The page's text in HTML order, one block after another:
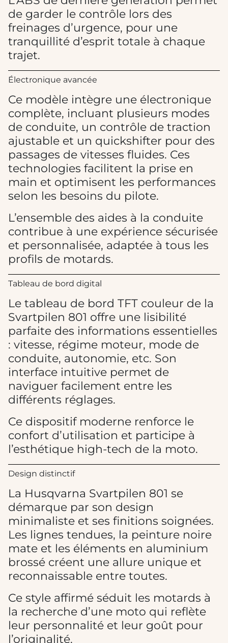
de garder le contrôle lors des
freinages d’urgence, pour une
tranquillité d’esprit totale à chaque
trajet.
Électronique avancée
Ce modèle intègre une électronique
complète, incluant plusieurs modes
de conduite, un contrôle de traction
ajustable et un quickshifter pour des
passages de vitesses fluides. Ces
technologies facilitent la prise en
main et optimisent les performances
selon les besoins du pilote.
L’ensemble des aides à la conduite
contribue à une expérience sécurisée
et personnalisée, adaptée à tous les
profils de motards.
Tableau de bord digital
Le tableau de bord TFT couleur de la
Svartpilen 801 offre une lisibilité
parfaite des informations essentielles
: vitesse, régime moteur, mode de
conduite, autonomie, etc. Son
interface intuitive permet de
naviguer facilement entre les
différents réglages.
Ce dispositif moderne renforce le
confort d’utilisation et participe à
l’esthétique high-tech de la moto.
Design distinctif
La Husqvarna Svartpilen 801 se
démarque par son design
minimaliste et ses finitions soignées.
Les lignes tendues, la peinture noire
mate et les éléments en aluminium
brossé créent une allure unique et
reconnaissable entre toutes.
Ce style affirmé séduit les motards à
la recherche d’une moto qui reflète
leur personnalité et leur goût pour
l’originalité.